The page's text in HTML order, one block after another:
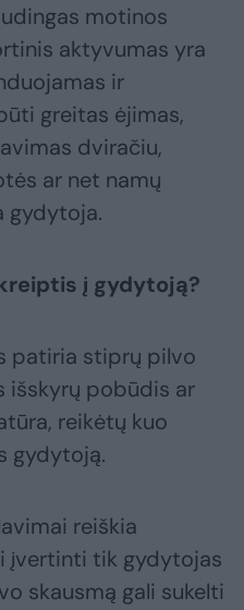
motinos
aktyvumas yra
ir
greitas ėjimas,
dviračiu,
ar net namų
gydytoja.
į gydytoją?
patiria stiprų pilvo
išskyrų pobūdis ar
reikėtų kuo
gydytoją.
reiškia
įvertinti tik gydytojas
skausmą gali sukelti